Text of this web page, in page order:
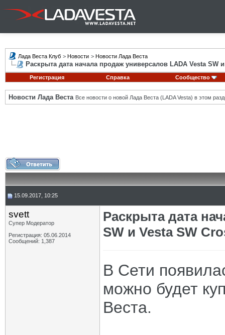
Лада Веста Клуб > Новости > Новости Лада Веста
Раскрыта дата начала продаж универсалов LADA Vesta SW
Регистрация Справка Сообщество
Новости Лада Веста Все новости о новой Лада Веста (LADA Vesta) в этом
15.09.2017, 10:25
svett
Супер Модератор
Регистрация: 05.06.2014
Сообщений: 1,387
Раскрыта дата
SW и Vesta SW
В Сети
можно будет
Веста.